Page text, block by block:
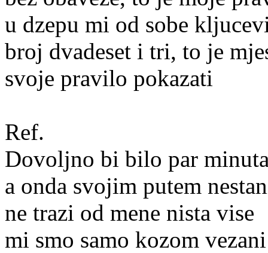
u dzepu mi od sobe
broj dvadeset i tri, to je
svoje pravilo pokazati
Ref.
Dovoljno bi bilo par
a onda svojim putem
ne trazi od mene nista vise
mi smo samo kozom vezani